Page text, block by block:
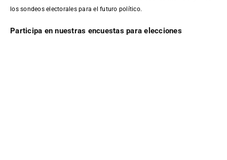
los sondeos electorales para el futuro político.
Participa en nuestras encuestas para elecciones